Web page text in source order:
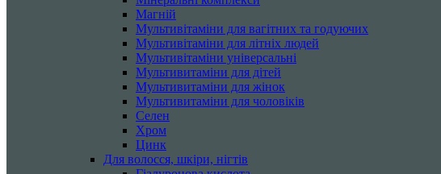
Магній
Мультивітаміни для вагітних та годуючих
Мультивітаміни для літніх людей
Мультивітаміни універсальні
Мультивитаміни для дітей
Мультивитаміни для жінок
Мультивитаміни для чоловіків
Селен
Хром
Цинк
Для волосся, шкіри, нігтів